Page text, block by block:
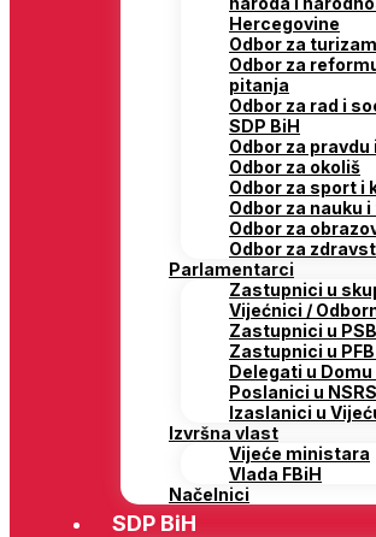
Hercegovine
Odbor za turizam
Odbor za
pitanja
Odbor za rad i
SDP BiH
Odbor za
Odbor za okoliš
Odbor za sport i
Odbor za nauku
Odbor za
Odbor za
Parlamentarci
Zastupnici u
Vijećnici /
Zastupnici u
Zastupnici u
Delegati u Domu
Poslanici u NSRS
Izaslanici u
Izvršna vlast
Vijeće ministara
Vlada FBiH
Načelnici
SDP BiH